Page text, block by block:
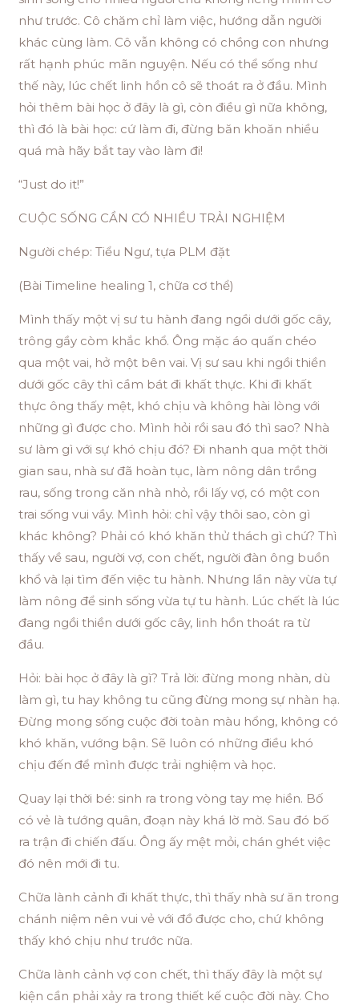
như trước. Cô chăm chỉ làm việc, hướng dẫn người
khác cùng làm. Cô vẫn không có chồng con nhưng
rất hạnh phúc mãn nguyện. Nếu có thể sống như
thế này, lúc chết linh hồn cô sẽ thoát ra ở đầu. Mình
hỏi thêm bài học ở đây là gì, còn điều gì nữa không,
thì đó là bài học: cứ làm đi, đừng băn khoăn nhiều
quá mà hãy bắt tay vào làm đi!
“Just do it!”
CUỘC SỐNG CẦN CÓ NHIỀU TRẢI NGHIỆM
Người chép: Tiểu Ngư, tựa PLM đặt
(Bài Timeline healing 1, chữa cơ thể)
Mình thấy một vị sư tu hành đang ngồi dưới gốc cây,
trông gầy còm khắc khổ. Ông mặc áo quấn chéo
qua một vai, hở một bên vai. Vị sư sau khi ngồi thiền
dưới gốc cây thì cầm bát đi khất thực. Khi đi khất
thực ông thấy mệt, khó chịu và không hài lòng với
những gì được cho. Mình hỏi rồi sau đó thì sao? Nhà
sư làm gì với sự khó chịu đó? Đi nhanh qua một thời
gian sau, nhà sư đã hoàn tục, làm nông dân trồng
rau, sống trong căn nhà nhỏ, rồi lấy vợ, có một con
trai sống vui vầy. Mình hỏi: chỉ vậy thôi sao, còn gì
khác không? Phải có khó khăn thử thách gì chứ? Thì
thấy về sau, người vợ, con chết, người đàn ông buồn
khổ và lại tìm đến việc tu hành. Nhưng lần này vừa tự
làm nông để sinh sống vừa tự tu hành. Lúc chết là lúc
đang ngồi thiền dưới gốc cây, linh hồn thoát ra từ
đầu.
Hỏi: bài học ở đây là gì? Trả lời: đừng mong nhàn, dù
làm gì, tu hay không tu cũng đừng mong sự nhàn hạ.
Đừng mong sống cuộc đời toàn màu hổng, không có
khó khăn, vướng bận. Sẽ luôn có những điều khó
chịu đến để mình được trải nghiệm và học.
Quay lại thời bé: sinh ra trong vòng tay mẹ hiền. Bố
có vẻ là tướng quân, đoạn này khá lờ mờ. Sau đó bố
ra trận đi chiến đấu. Ông ấy mệt mỏi, chán ghét việc
đó nên mới đi tu.
Chữa lành cảnh đi khất thực, thì thấy nhà sư ăn trong
chánh niệm nên vui vẻ với đồ được cho, chứ không
thấy khó chịu như trước nữa.
Chữa lành cảnh vợ con chết, thì thấy đây là một sự
kiện cần phải xảy ra trong thiết kế cuộc đời này. Cho